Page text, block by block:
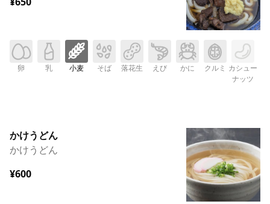
卵 乳 小麦 そば 落花生 えび かに クルミ カシュー
ナッツ
かけうどん
かけうどん
¥600